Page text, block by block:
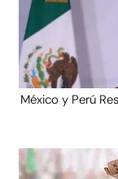
México y Perú